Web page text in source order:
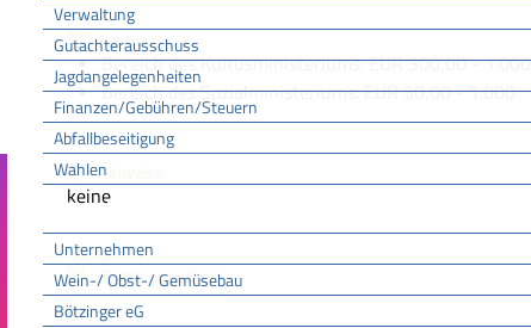
Verwaltung
Gutachterausschuss
Jagdangelegenheiten
Finanzen/Gebühren/Steuern
Abfallbeseitigung
Wahlen
Wirtschaft
Unternehmen
Wein-/ Obst-/ Gemüsebau
Bötzinger eG
Kosten
Bereich des Kultusministeriums: EUR 300,00 - 1.000
Bereich des Sozialministeriums: EUR 50,00 - 1.000
Hinweise
keine
Rechtsgrundlage
Privatschulgesetz (PSchG)
: